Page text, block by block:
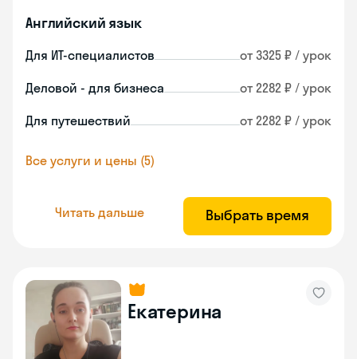
Английский язык
Для ИТ-специалистов от 3325 ₽ / урок
Деловой - для бизнеса от 2282 ₽ / урок
Для путешествий от 2282 ₽ / урок
Все услуги и цены (5)
Читать дальше Выбрать время
Екатерина